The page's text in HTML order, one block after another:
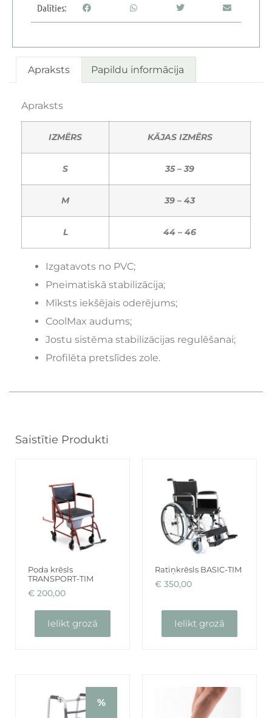
Dalīties:
Apraksts Papildu informācija
Apraksts
IZMĒRS KĀJAS IZMĒRS
S 35 – 39
M 39 – 43
L 44 – 46
Izgatavots no PVC;
Pneimatiskā stabilizācija;
Mīksts iekšējais oderējums;
CoolMax audums;
Jostu sistēma stabilizācijas regulēšanai;
Profilēta pretslīdes zole.
Saistītie Produkti
Poda krēsls
TRANSPORT-TIM
€ 200,00
Ielikt grozā
Ratiņkrēsls BASIC-TIM
€ 350,00
Ielikt grozā
%